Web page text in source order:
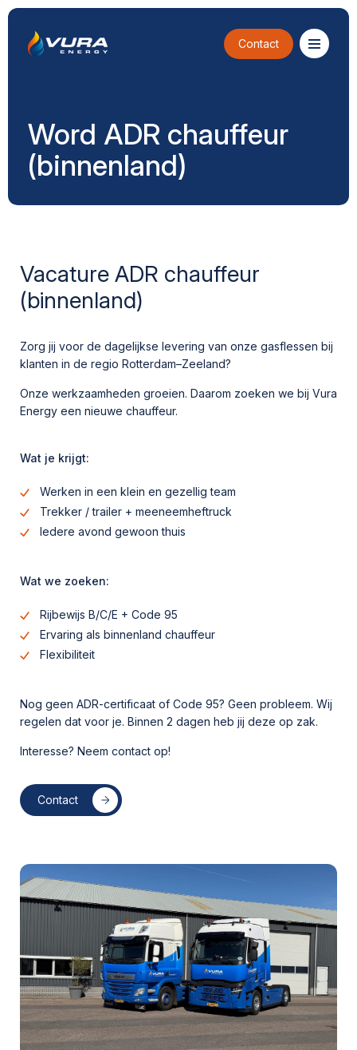
Contact
Word ADR chauffeur
(binnenland)
Vacature ADR chauffeur
(binnenland)
Zorg jij voor de dagelijkse levering van onze gasflessen bij
klanten in de regio Rotterdam–Zeeland?
Onze werkzaamheden groeien. Daarom zoeken we bij Vura
Energy een nieuwe chauffeur.
Wat je krijgt:
Werken in een klein en gezellig team
Trekker / trailer + meeneemheftruck
Iedere avond gewoon thuis
Wat we zoeken:
Rijbewijs B/C/E + Code 95
Ervaring als binnenland chauffeur
Flexibiliteit
Nog geen ADR-certificaat of Code 95? Geen probleem. Wij
regelen dat voor je. Binnen 2 dagen heb jij deze op zak.
Interesse? Neem contact op!
Contact